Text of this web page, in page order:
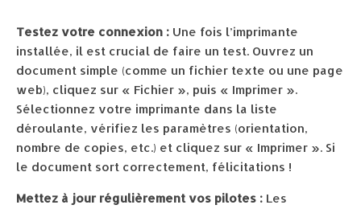
Testez votre connexion : Une fois l’imprimante
installée, il est crucial de faire un test. Ouvrez un
document simple (comme un fichier texte ou une page
web), cliquez sur « Fichier », puis « Imprimer ».
Sélectionnez votre imprimante dans la liste
déroulante, vérifiez les paramètres (orientation,
nombre de copies, etc.) et cliquez sur « Imprimer ». Si
le document sort correctement, félicitations !
Mettez à jour régulièrement vos pilotes : Les